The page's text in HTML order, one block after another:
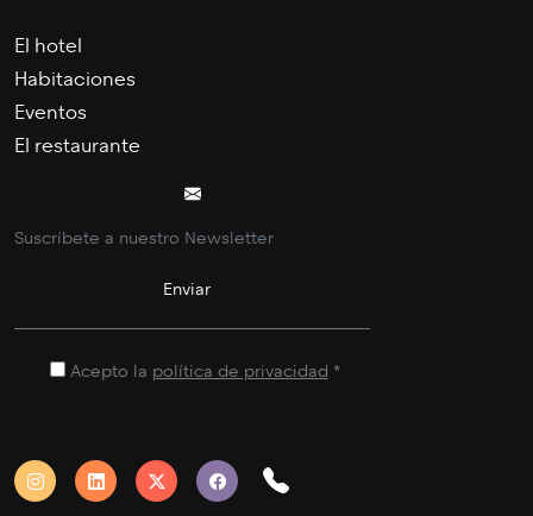
El hotel
Habitaciones
Eventos
El restaurante
Acepto la política de privacidad *